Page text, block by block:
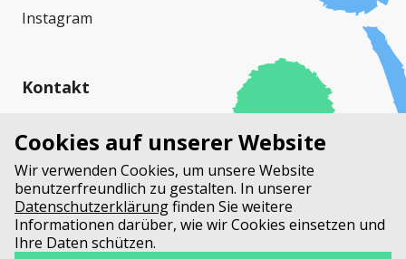
Instagram
Kontakt
Cystische Fibrose Schweiz (CFS)
Stauffacherstrasse 17a
Postfach
3014 Bern
+41 31 552 33 00
Cookies auf unserer Website
Wir verwenden Cookies, um unsere Website
benutzerfreundlich zu gestalten. In unserer
Datenschutzerklärungfinden Sie weitere
Informationen darüber, wie wir Cookies einsetzen und
Ihre Daten schützen.